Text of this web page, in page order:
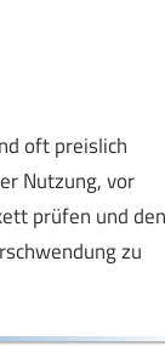
oft preislich
Nutzung, vor
prüfen und den
zu